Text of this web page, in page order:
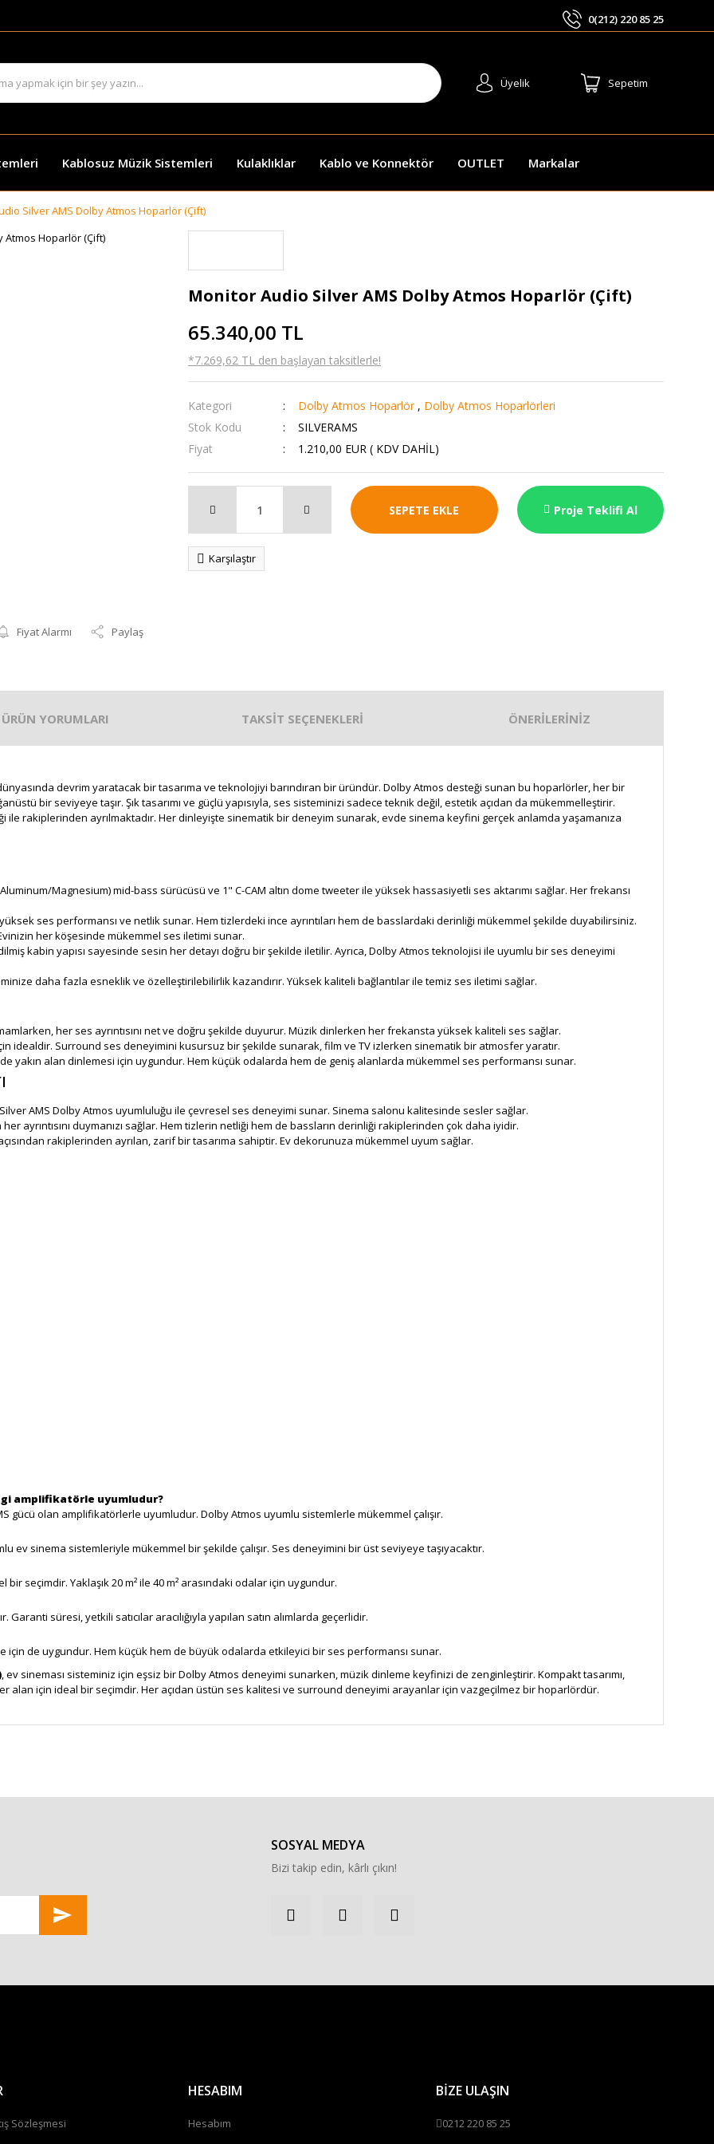
0(212) 220 85 25
Üyelik Sepetim
Kablosuz Müzik Sistemleri Kulaklıklar Kablo ve Konnektör OUTLET Markalar
Silver AMS Dolby Atmos Hoparlör (Çift)
Fiyat Alarmı Paylaş
Monitor Audio Silver AMS Dolby Atmos Hoparlör (Çift)
65.340,00 TL
*7.269,62 TL den başlayan taksitlerle!
Kategori Dolby Atmos Hoparlör , Dolby Atmos Hoparlörleri
Stok Kodu
SILVERAMS
Fiyat
1.210,00 EUR ( KDV DAHİL)
SEPETE EKLE Proje Teklifi Al
Karşılaştır
ÜRÜN YORUMLARI TAKSİT SEÇENEKLERİ ÖNERİLERİNİZ
devrim yaratacak bir tasarıma ve teknolojiyi barındıran bir üründür. Dolby Atmos desteği sunan bu hoparlörler, her bir
bir seviyeye taşır. Şık tasarımı ve güçlü yapısıyla, ses sisteminizi sadece teknik değil, estetik açıdan da mükemmelleştirir.
ile rakiplerinden ayrılmaktadır. Her dinleyişte sinematik bir deneyim sunarak, evde sinema keyfini gerçek anlamda yaşamanıza
Magnesium) mid-bass sürücüsü ve 1" C-CAM altın dome tweeter ile yüksek hassasiyetli ses aktarımı sağlar. Her frekansı
ses performansı ve netlik sunar. Hem tizlerdeki ince ayrıntıları hem de basslardaki derinliği mükemmel şekilde duyabilirsiniz.
Evinizin her köşesinde mükemmel ses iletimi sunar.
kabin yapısı sayesinde sesin her detayı doğru bir şekilde iletilir. Ayrıca, Dolby Atmos teknolojisi ile uyumlu bir ses deneyimi
daha fazla esneklik ve özelleştirilebilirlik kazandırır. Yüksek kaliteli bağlantılar ile temiz ses iletimi sağlar.
her ses ayrıntısını net ve doğru şekilde duyurur. Müzik dinlerken her frekansta yüksek kaliteli ses sağlar.
idealdir. Surround ses deneyimini kusursuz bir şekilde sunarak, film ve TV izlerken sinematik bir atmosfer yaratır.
yakın alan dinlemesi için uygundur. Hem küçük odalarda hem de geniş alanlarda mükemmel ses performansı sunar.
AMS Dolby Atmos uyumluluğu ile çevresel ses deneyimi sunar. Sinema salonu kalitesinde sesler sağlar.
ayrıntısını duymanızı sağlar. Hem tizlerin netliği hem de bassların derinliği rakiplerinden çok daha iyidir.
rakiplerinden ayrılan, zarif bir tasarıma sahiptir. Ev dekorunuza mükemmel uyum sağlar.
amplifikatörle uyumludur?
gücü olan amplifikatörlerle uyumludur. Dolby Atmos uyumlu sistemlerle mükemmel çalışır.
ev sinema sistemleriyle mükemmel bir şekilde çalışır. Ses deneyimini bir üst seviyeye taşıyacaktır.
seçimdir. Yaklaşık 20 m² ile 40 m² arasındaki odalar için uygundur.
süresi, yetkili satıcılar aracılığıyla yapılan satın alımlarda geçerlidir.
için de uygundur. Hem küçük hem de büyük odalarda etkileyici bir ses performansı sunar.
, ev sineması sisteminiz için eşsiz bir Dolby Atmos deneyimi sunarken, müzik dinleme keyfinizi de zenginleştirir. Kompakt tasarımı,
alan için ideal bir seçimdir. Her açıdan üstün ses kalitesi ve surround deneyimi arayanlar için vazgeçilmez bir hoparlördür.
SOSYAL MEDYA
Bizi takip edin, kârlı çıkın!
Sözleşmesi
HESABIM
Hesabım
BİZE ULAŞIN
0212 220 85 25